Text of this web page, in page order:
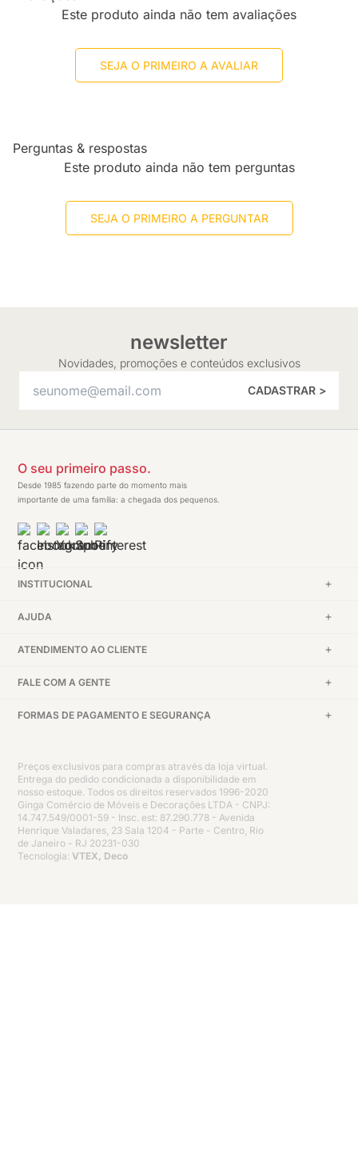
Este produto ainda não tem avaliações
SEJA O PRIMEIRO A AVALIAR
Perguntas & respostas
Este produto ainda não tem perguntas
SEJA O PRIMEIRO A PERGUNTAR
newsletter
Novidades, promoções e conteúdos exclusivos
CADASTRAR >
O seu primeiro passo.
Desde 1985 fazendo parte do momento mais
importante de uma família: a chegada dos pequenos.
INSTITUCIONAL
AJUDA
ATENDIMENTO AO CLIENTE
FALE COM A GENTE
FORMAS DE PAGAMENTO E SEGURANÇA
Preços exclusivos para compras através da loja virtual.
Entrega do pedido condicionada a disponibilidade em
nosso estoque. Todos os direitos reservados 1996-2020
Ginga Comércio de Móveis e Decorações LTDA - CNPJ:
14.747.549/0001-59 - Insc. est: 87.290.778 - Avenida
Henrique Valadares, 23 Sala 1204 - Parte - Centro, Rio
de Janeiro - RJ 20231-030
Tecnologia: VTEX, Deco